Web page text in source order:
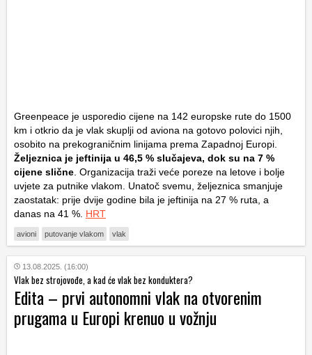
Greenpeace je usporedio cijene na 142 europske rute do 1500
km i otkrio da je vlak skuplji od aviona na gotovo polovici njih,
osobito na prekograničnim linijama prema Zapadnoj Europi.
Željeznica je jeftinija u 46,5 % slučajeva, dok su na 7 %
cijene slične . Organizacija traži veće poreze na letove i bolje
uvjete za putnike vlakom. Unatoč svemu, željeznica smanjuje
zaostatak: prije dvije godine bila je jeftinija na 27 % ruta, a
danas na 41 %. HRT
avioni putovanje vlakom vlak
13.08.2025. (16:00)
Vlak bez strojovođe, a kad će vlak bez konduktera?
Edita – prvi autonomni vlak na otvorenim
prugama u Europi krenuo u vožnju